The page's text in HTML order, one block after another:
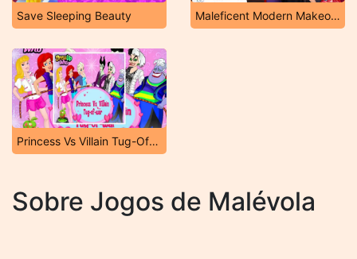
Save Sleeping Beauty Maleficent Modern Makeover
Princess Vs Villain Tug-Of-War
Sobre Jogos de Malévola